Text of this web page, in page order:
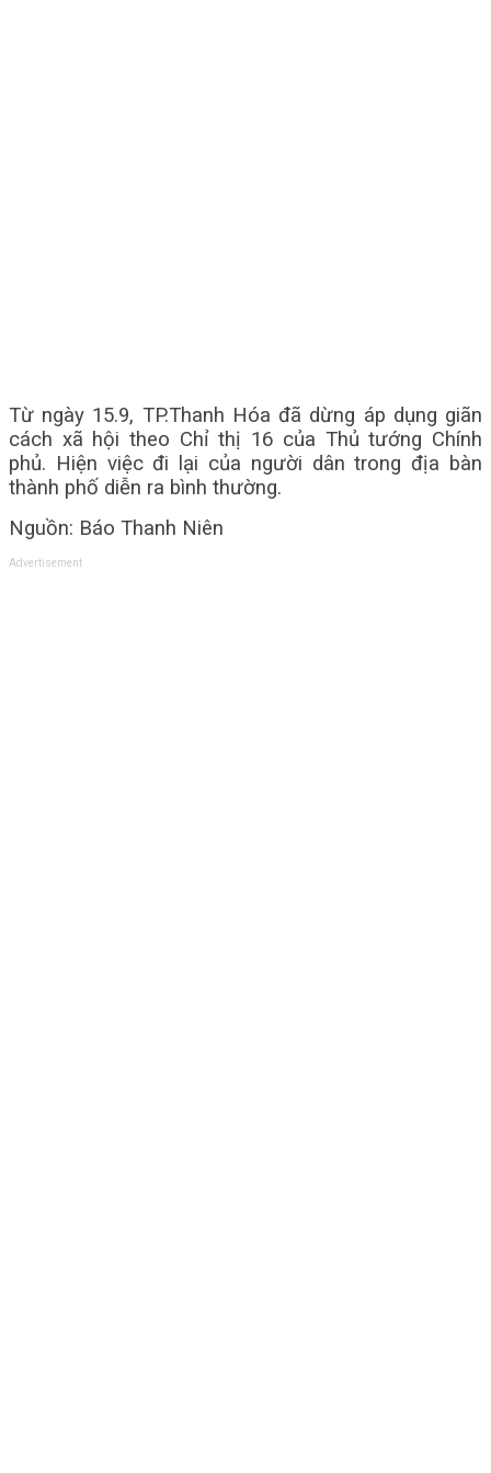
Từ ngày 15.9, TP.Thanh Hóa đã dừng áp dụng giãn
cách xã hội theo Chỉ thị 16 của Thủ tướng Chính
phủ. Hiện việc đi lại của người dân trong địa bàn
thành phố diễn ra bình thường.
Nguồn: Báo Thanh Niên
Advertisement